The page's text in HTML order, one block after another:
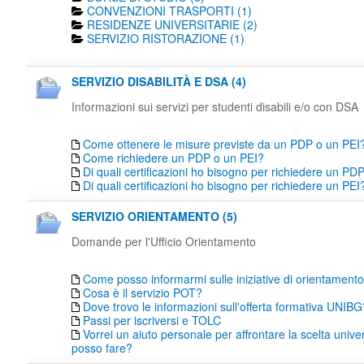
CONVENZIONI TRASPORTI (1)
RESIDENZE UNIVERSITARIE (2)
SERVIZIO RISTORAZIONE (1)
SERVIZIO DISABILITÀ E DSA (4)
Informazioni sui servizi per studenti disabili e/o con DSA
Come ottenere le misure previste da un PDP o un
Come richiedere un PDP o un PEI?
Di quali certificazioni ho bisogno per richiedere un
Di quali certificazioni ho bisogno per richiedere un
SERVIZIO ORIENTAMENTO (5)
Domande per l'Ufficio Orientamento
Come posso informarmi sulle iniziative di
Cosa è il servizio POT?
Dove trovo le informazioni sull'offerta formativa
Passi per iscriversi e TOLC
Vorrei un aiuto personale per affrontare la scelta
posso fare?